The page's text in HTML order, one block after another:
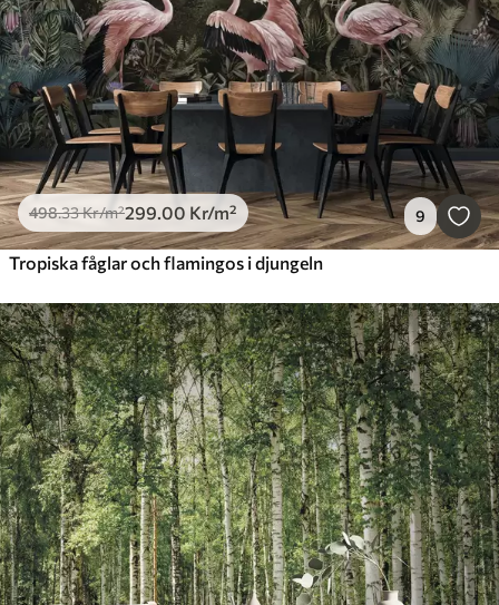
498.33Kr/m²299.00 Kr/m² 9
Tropiska fåglar och flamingos i djungeln